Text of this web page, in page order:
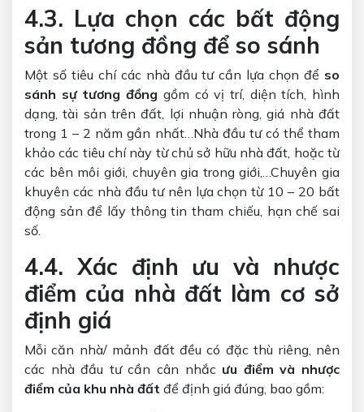
4.3. Lựa chọn các bất động
sản tương đồng để so sánh
Một số tiêu chí các nhà đầu tư cần lựa chọn để so
sánh sự tương đồng gồm có vị trí, diện tích, hình
dạng, tài sản trên đất, lợi nhuận ròng, giá nhà đất
trong 1 – 2 năm gần nhất…Nhà đầu tư có thể tham
khảo các tiêu chí này từ chủ sở hữu nhà đất, hoặc từ
các bên môi giới, chuyên gia trong giới,…Chuyên gia
khuyên các nhà đầu tư nên lựa chọn từ 10 – 20 bất
động sản để lấy thông tin tham chiếu, hạn chế sai
số.
4.4. Xác định ưu và nhược
điểm của nhà đất làm cơ sở
định giá
Mỗi căn nhà/ mảnh đất đều có đặc thù riêng, nên
các nhà đầu tư cần cân nhắc ưu điểm và nhược
điểm của khu nhà đất để định giá đúng, bao gồm: